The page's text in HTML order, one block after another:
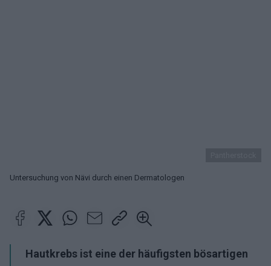
Untersuchung von Nävi durch einen Dermatologen
Hautkrebs ist eine der häufigsten bösartigen